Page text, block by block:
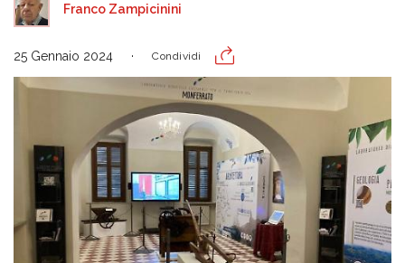
Franco Zampicinini
25 Gennaio 2024 Condividi